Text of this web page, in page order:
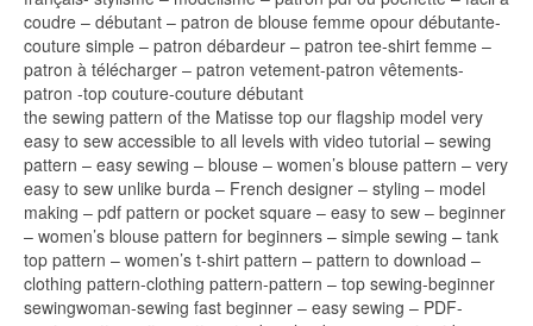
coudre – débutant – patron de blouse femme opour débutante-
couture simple – patron débardeur – patron tee-shirt femme –
patron à télécharger – patron vetement-patron vêtements-
patron -top couture-couture débutant
the sewing pattern of the Matisse top our flagship model very
easy to sew accessible to all levels with video tutorial – sewing
pattern – easy sewing – blouse – women’s blouse pattern – very
easy to sew unlike burda – French designer – styling – model
making – pdf pattern or pocket square – easy to sew – beginner
– women’s blouse pattern for beginners – simple sewing – tank
top pattern – women’s t-shirt pattern – pattern to download –
clothing pattern-clothing pattern-pattern – top sewing-beginner
sewingwoman-sewing fast beginner – easy sewing – PDF-